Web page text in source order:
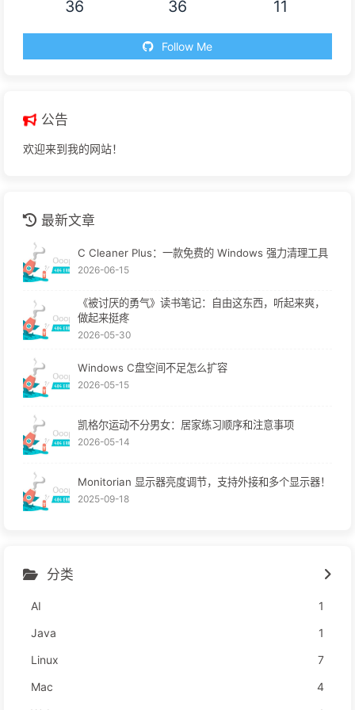
36 36 11
Follow Me
公告
欢迎来到我的网站！
最新文章
C Cleaner Plus：一款免费的 Windows 强力清理工具
2026-06-15
《被讨厌的勇气》读书笔记：自由这东西，听起来爽，
做起来挺疼
2026-05-30
Windows C盘空间不足怎么扩容
2026-05-15
凯格尔运动不分男女：居家练习顺序和注意事项
2026-05-14
Monitorian 显示器亮度调节，支持外接和多个显示器！
2025-09-18
分类
AI
1
Java
1
Linux
7
Mac
4